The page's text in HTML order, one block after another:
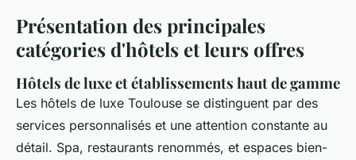
Présentation des principales
catégories d'hôtels et leurs offres
Hôtels de luxe et établissements haut de gamme
Les hôtels de luxe Toulouse se distinguent par des
services personnalisés et une attention constante au
détail. Spa, restaurants renommés, et espaces bien-